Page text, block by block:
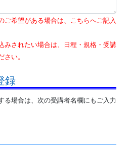
ご希望がある場合は、こちらへご記入
みされたい場合は、日程・規格・受講
い。
録
る場合は、次の受講者名欄にもご入力